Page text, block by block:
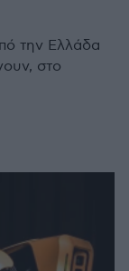
την Ελλάδα
στο